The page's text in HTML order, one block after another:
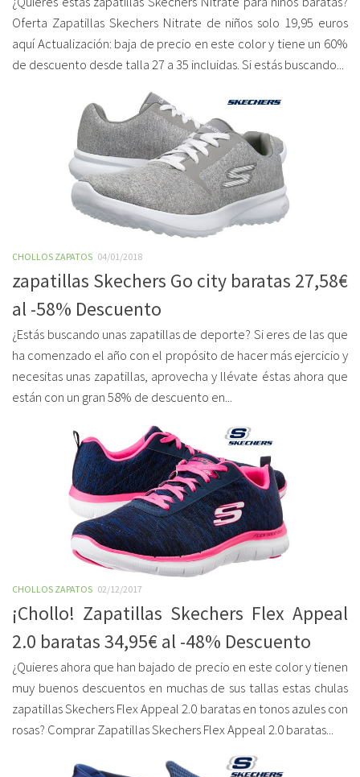
Oferta Zapatillas Skechers Nitrate de niños solo 19,95 euros
aquí Actualización: baja de precio en este color y tiene un 60%
de descuento desde talla 27 a 35 incluidas. Si estás buscando...
CHOLLOS ZAPATOS 04/01/2018
zapatillas Skechers Go city baratas 27,58€
al -58% Descuento
¿Estás buscando unas zapatillas de deporte? Si eres de las que
ha comenzado el año con el propósito de hacer más ejercicio y
necesitas unas zapatillas, aprovecha y llévate éstas ahora que
están con un gran 58% de descuento en...
CHOLLOS ZAPATOS 02/12/2017
¡Chollo! Zapatillas Skechers Flex Appeal
2.0 baratas 34,95€ al -48% Descuento
¿Quieres ahora que han bajado de precio en este color y tienen
muy buenos descuentos en muchas de sus tallas estas chulas
zapatillas Skechers Flex Appeal 2.0 baratas en tonos azules con
rosas? Comprar Zapatillas Skechers Flex Appeal 2.0 baratas...